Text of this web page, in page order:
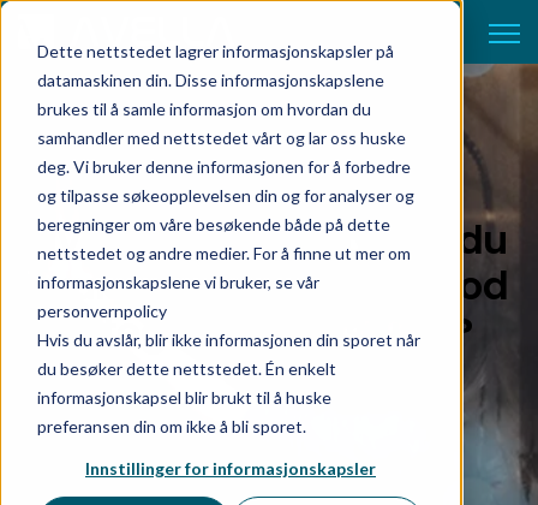
Dette nettstedet lagrer informasjonskapsler på
datamaskinen din. Disse informasjonskapslene
brukes til å samle informasjon om hvordan du
samhandler med nettstedet vårt og lar oss huske
deg. Vi bruker denne informasjonen for å forbedre
og tilpasse søkeopplevelsen din og for analyser og
beregninger om våre besøkende både på dette
nettstedet og andre medier. For å finne ut mer om
informasjonskapslene vi bruker, se vår
personvernpolicy
Hvis du avslår, blir ikke informasjonen din sporet når
du besøker dette nettstedet. Én enkelt
informasjonskapsel blir brukt til å huske
preferansen din om ikke å bli sporet.
Innstillinger for informasjonskapsler
Hva slags verktøy bør du
bruke for å skape en god
integrasjonsløsning?